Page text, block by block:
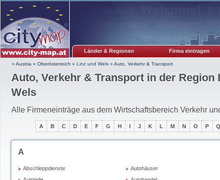
Länder & Regionen Firma eintragen
» Austria » Oberösterreich » Linz und Wels » Auto, Verkehr & Transport
Auto, Verkehr & Transport in der Region
Wels
Alle Firmeneinträge aus dem Wirtschaftsbereich Verkehr
A B C D E F G H I J K L M N O P Q
A
Abschleppdienste
Autohäuser